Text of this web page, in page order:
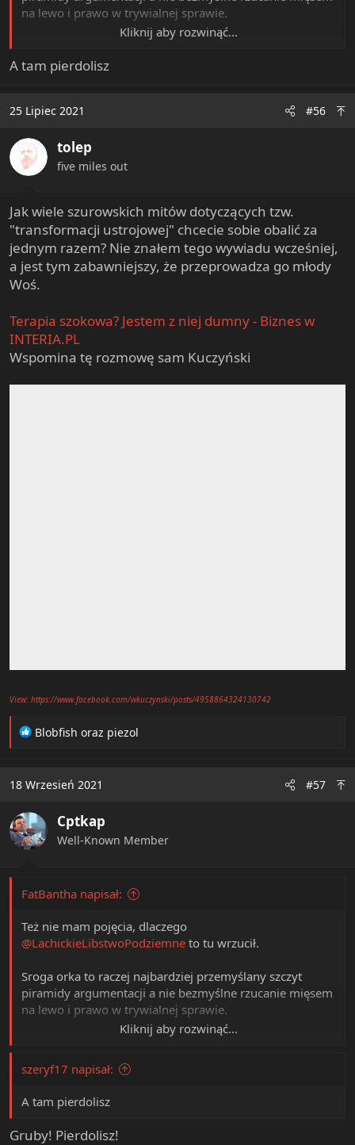
na lewo i prawo w trywialnej sprawie.
Kliknij aby rozwinąć...
A tam pierdolisz
25 Lipiec 2021 #56
tolep
five miles out
Jak wiele szurowskich mitów dotyczących tzw.
"transformacji ustrojowej" chcecie sobie obalić za
jednym razem? Nie znałem tego wywiadu wcześniej,
a jest tym zabawniejszy, że przeprowadza go młody
Woś.
Terapia szokowa? Jestem z niej dumny - Biznes w
INTERIA.PL
Wspomina tę rozmowę sam Kuczyński
View: https://www.facebook.com/wkuczynski/posts/4958864324130742
R
t
o
n
s
Blobfish oraz piezol
18 Wrzesień 2021 #57
Cptkap
Well-Known Member
FatBantha napisał:
Też nie mam pojęcia, dlaczego
@LachickieLibstwoPodziemne to tu wrzucił.
Sroga orka to raczej najbardziej przemyślany szczyt
piramidy argumentacji a nie bezmyślne rzucanie mięsem
na lewo i prawo w trywialnej sprawie.
Kliknij aby rozwinąć...
szeryf17 napisał:
A tam pierdolisz
Gruby! Pierdolisz!